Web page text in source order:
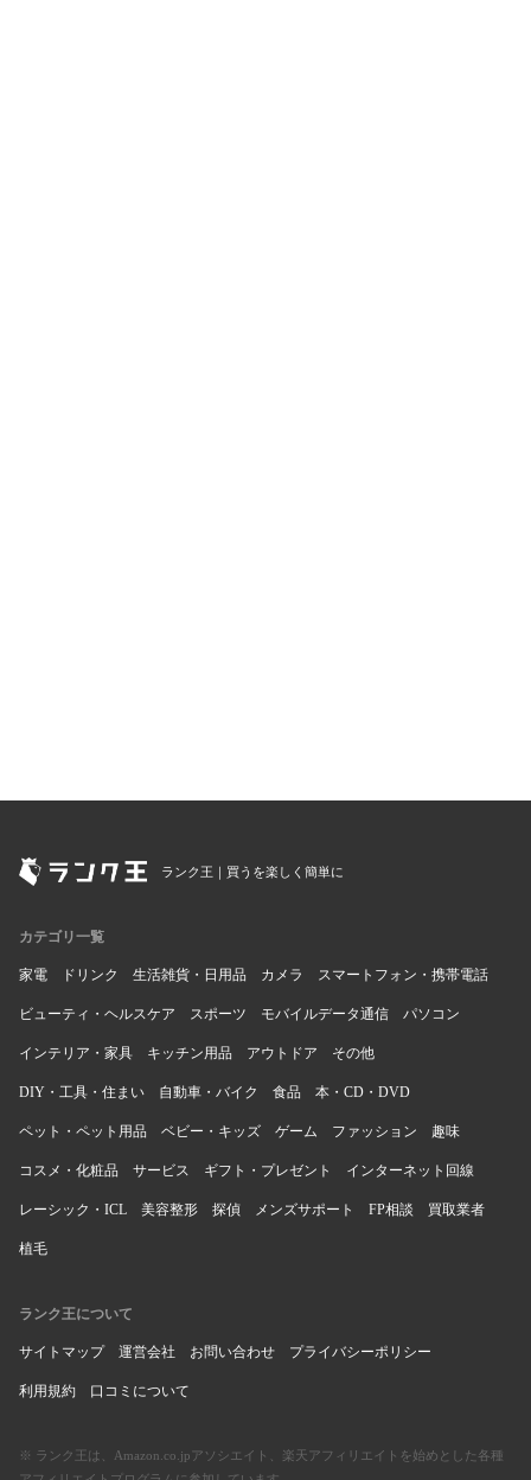
ランク王｜買うを楽しく簡単に
カテゴリ一覧
家電 ドリンク 生活雑貨・日用品 カメラ スマートフォン・携帯電話
ビューティ・ヘルスケア スポーツ モバイルデータ通信 パソコン
インテリア・家具 キッチン用品 アウトドア その他
DIY・工具・住まい 自動車・バイク 食品 本・CD・DVD
ペット・ペット用品 ベビー・キッズ ゲーム ファッション 趣味
コスメ・化粧品 サービス ギフト・プレゼント インターネット回線
レーシック・ICL 美容整形 探偵 メンズサポート FP相談 買取業者
植毛
ランク王について
サイトマップ 運営会社 お問い合わせ プライバシーポリシー
利用規約 口コミについて
※ ランク王は、Amazon.co.jpアソシエイト、楽天アフィリエイトを始めとした各種